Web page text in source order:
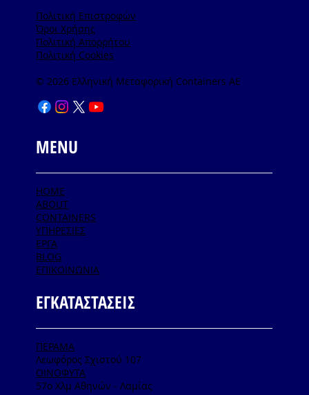
HOME
ABOUT
CONTAINERS
ΥΠΗΡΕΣΙΕΣ
ΕΡΓΑ
BLOG
ΕΠΙΚΟΙΝΩΝΙΑ
MENU
ΕΓΚΑΤΑΣΤΑΣΕΙΣ
ΠΕΡΑΜΑ
Λεωφόρος Σχιστού 107
ΟΙΝΟΦΥΤΑ
57ο Χλμ Αθηνών - Λαμίας
Πολιτική Επιστροφών
Όροι Χρήσης
Πολιτική Απορρήτου
Πολιτική Cookies
© 2026 Ελληνική Μεταφορική Containers AE